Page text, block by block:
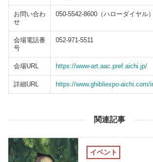
お問い合わ
せ
050-5542-8600（ハローダイヤル）
会場電話番
号
052-971-5511
会場URL https://www-art.aac.pref.aichi.jp/
詳細URL https://www.ghibliexpo-aichi.com/
関連記事
イベント